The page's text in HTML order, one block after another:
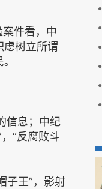
件看，中
虑树立所谓
信息；中纪
“反腐败斗
子王”，影射